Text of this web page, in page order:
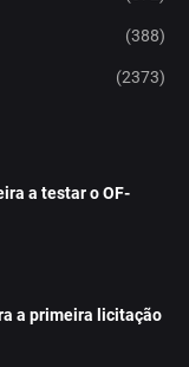
(388)
(2373)
a testar o OF-
a primeira licitação